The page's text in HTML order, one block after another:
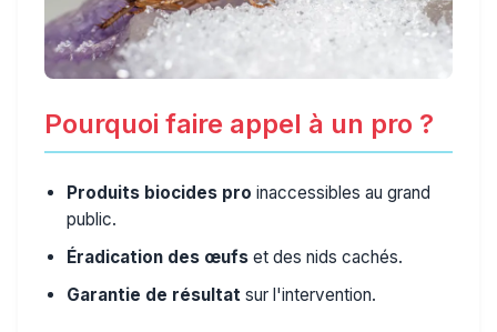
Pourquoi faire appel à un pro ?
Produits biocides pro inaccessibles au grand
public.
Éradication des œufs et des nids cachés.
Garantie de résultat sur l'intervention.